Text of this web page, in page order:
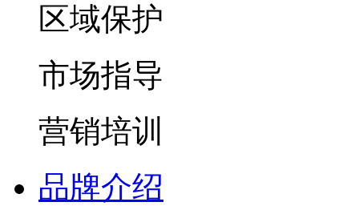
区域保护
市场指导
营销培训
品牌介绍